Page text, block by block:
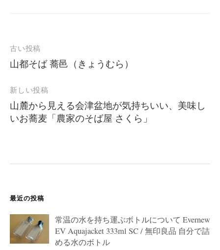
投
稿
ビ
ゲ
ー
ン
古い投稿
山都そば 蕎邑（きょうむら）
新しい投稿
山麓から見える会津盆地が気持ちいい、美味し
いお蕎麦「農家のそば屋 さくら」
最近の投稿
常温の水を持ち運ぶボトルについて Evernew
EV Aquajacket 333ml SC / 無印良品 自分で詰
める水のボトル